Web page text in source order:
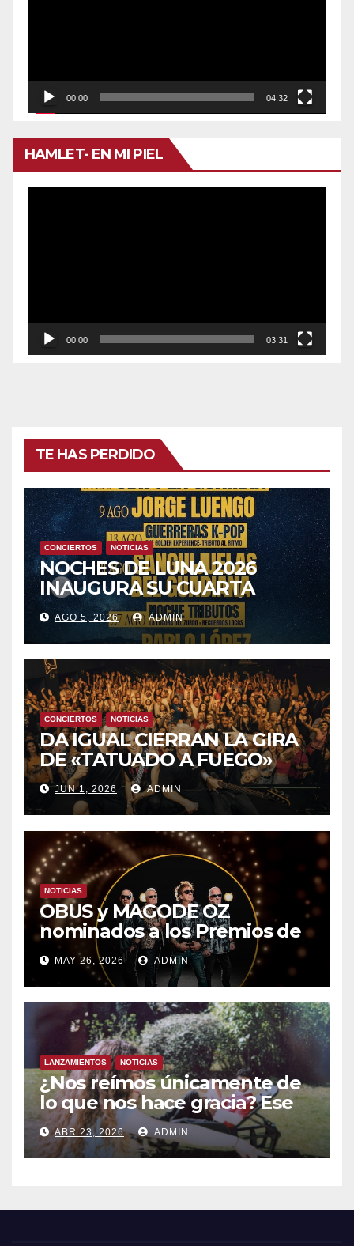
00:00 04:32
HAMLET- EN MI PIEL
00:00 03:31
TE HAS PERDIDO
CONCIERTOS NOTICIAS
NOCHES DE LUNA 2026
INAUGURA SU CUARTA
TEMPORADA ESTE SÁBADO
8 CON OBK Y LA GUARDIA
AGO 5, 2026 ADMIN
CONCIERTOS NOTICIAS
DA IGUAL CIERRAN LA GIRA
DE «TATUADO A FUEGO»
CON UN LLENO EN LA SALA
DEL MOVISTAR ARENA DE
MADRID
JUN 1, 2026 ADMIN
NOTICIAS
OBUS y MAGODE OZ
nominados a los Premios de
la Academia de la Música de
España- Esta noche en La 2
MAY 26, 2026 ADMIN
LANZAMIENTOS NOTICIAS
¿Nos reímos únicamente de
lo que nos hace gracia? Ese
chiste ya me lo has contado,
el nuevo single de JUAN
ANSELMO
ABR 23, 2026 ADMIN